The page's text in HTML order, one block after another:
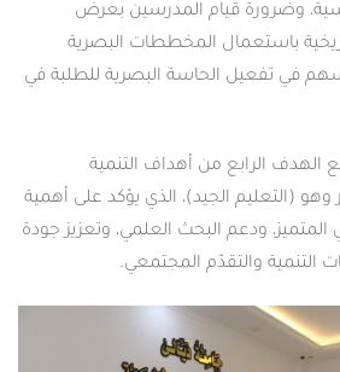
وضرورة قيام المدرسين بعرض
باستعمال المخططات البصرية
في تفعيل الحاسة البصرية للطلبة في
الهدف الرابع من أهداف التنمية
(التعليم الجيد)، الذي يؤكد على أهمية
المتميز، ودعم البحث العلمي، وتعزيز جودة
التنمية والتقدّم المجتمعي.